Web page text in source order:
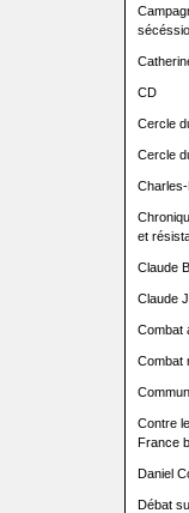
CD
Cercle
Cercle
et
Claude
Claude
Combat
Combat
Contre
France
Daniel
Débat